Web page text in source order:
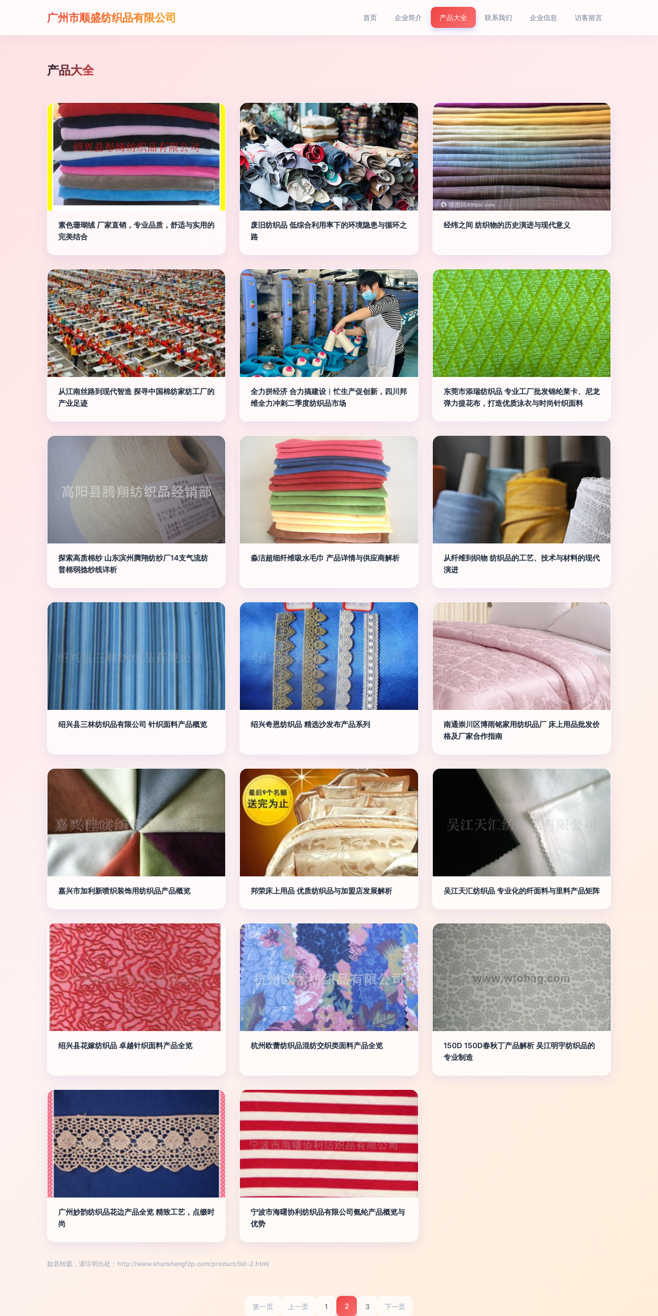
广州市顺盛纺织品有限公司 首页 企业简介 产品大全 联系我们 企业信息 访客留言
产品大全
素色珊瑚绒 厂家直销，专业品质，舒适与实用的
完美结合
废旧纺织品 低综合利用率下的环境隐患与循环之
路
经纬之间 纺织物的历史演进与现代意义
从江南丝路到现代智造 探寻中国棉纺家纺工厂的
产业足迹
全力拼经济 合力搞建设︱忙生产促创新，四川邦
维全力冲刺二季度纺织品市场
东莞市添瑞纺织品 专业工厂批发锦纶莱卡、尼龙
弹力提花布，打造优质泳衣与时尚针织面料
探索高质棉纱 山东滨州腾翔纺纱厂14支气流纺
普棉弱捻纱线详析
淼洁超细纤维吸水毛巾 产品详情与供应商解析
从纤维到织物 纺织品的工艺、技术与材料的现代
演进
绍兴县三林纺织品有限公司 针织面料产品概览 绍兴奇恩纺织品 精选沙发布产品系列
南通崇川区博雨铭家用纺织品厂 床上用品批发价
格及厂家合作指南
嘉兴市加利新喷织装饰用纺织品产品概览 邦荣床上用品 优质纺织品与加盟店发展解析 吴江天汇纺织品 专业化的纤面料与里料产品矩阵
绍兴县花嫁纺织品 卓越针织面料产品全览 杭州欧蕾纺织品混纺交织类面料产品全览
150D 150D春秋丁产品解析 吴江明宇纺织品的
专业制造
广州妙韵纺织品花边产品全览 精致工艺，点缀时
尚
宁波市海曙协利纺织品有限公司氨纶产品概览与
优势
如若转载，请注明出处：http://www.shunshengfzp.com/product/list-2.html
第一页 上一页 1 2 3 下一页